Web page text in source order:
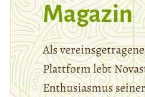
Magazin
Als
Plattform lebt
Enthusiasmus seiner